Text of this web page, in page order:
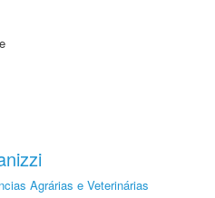
Agrárias e Veterinárias